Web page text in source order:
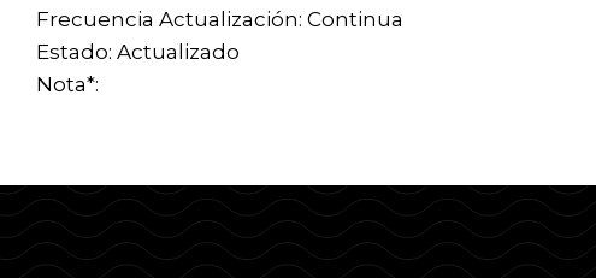
Frecuencia Actualización: Continua
Estado: Actualizado
Nota*: